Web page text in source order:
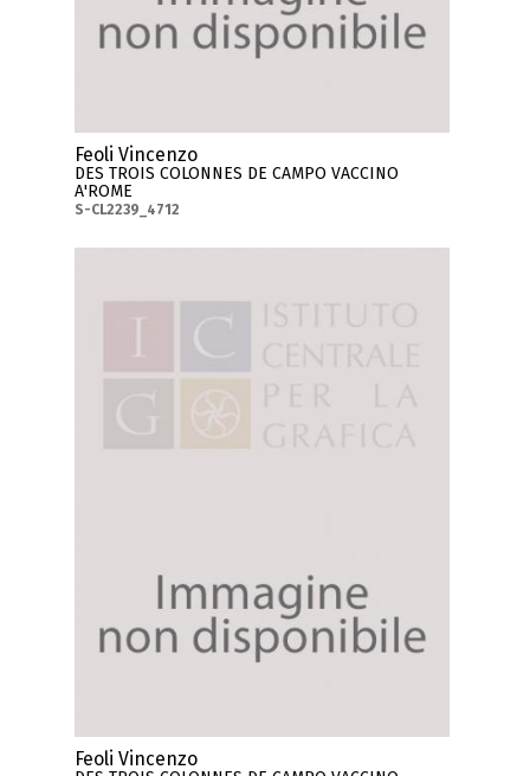
Feoli Vincenzo
DES TROIS COLONNES DE CAMPO VACCINO
A'ROME
S-CL2239_4712
Feoli Vincenzo